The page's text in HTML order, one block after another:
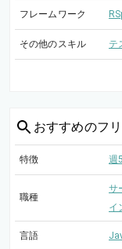
フレームワーク
その他のスキル テ
おすすめのフ
特徴 週
職種
サ
イ
言語